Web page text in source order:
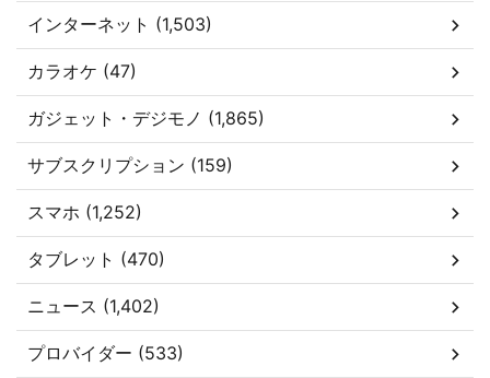
インターネット (1,503)
カラオケ (47)
ガジェット・デジモノ (1,865)
サブスクリプション (159)
スマホ (1,252)
タブレット (470)
ニュース (1,402)
プロバイダー (533)